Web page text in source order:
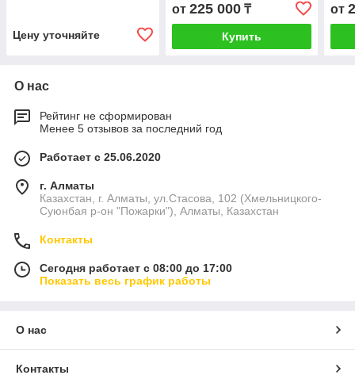
Цену уточняйте
от 225 000₸
Купить
от
О нас
Рейтинг не сформирован
Менее 5 отзывов за последний год
Работает с 25.06.2020
г. Алматы
Казахстан, г. Алматы, ул.Стасова, 102 (Хмельницкого-
Суюнбая р-он "Пожарки"), Алматы, Казахстан
Контакты
Сегодня работает с 08:00 до 17:00
Показать весь график работы
О нас
Контакты